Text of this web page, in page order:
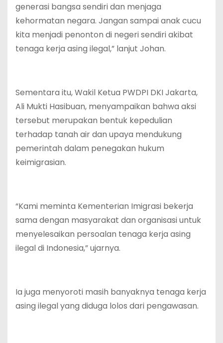
generasi bangsa sendiri dan menjaga
kehormatan negara. Jangan sampai anak cucu
kita menjadi penonton di negeri sendiri akibat
tenaga kerja asing ilegal,” lanjut Johan.
Sementara itu, Wakil Ketua PWDPI DKI Jakarta,
Ali Mukti Hasibuan, menyampaikan bahwa aksi
tersebut merupakan bentuk kepedulian
terhadap tanah air dan upaya mendukung
pemerintah dalam penegakan hukum
keimigrasian.
“Kami meminta Kementerian Imigrasi bekerja
sama dengan masyarakat dan organisasi untuk
menyelesaikan persoalan tenaga kerja asing
ilegal di Indonesia,” ujarnya.
Ia juga menyoroti masih banyaknya tenaga kerja
asing ilegal yang diduga lolos dari pengawasan.